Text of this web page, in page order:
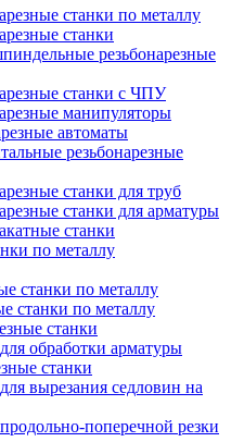
станки по металлу
станки
резьбонарезные
станки с ЧПУ
манипуляторы
автоматы
резьбонарезные
станки для труб
станки для арматуры
станки
по металлу
станки по металлу
станки по металлу
станки
обработки арматуры
станки
вырезания седловин на
поперечной резки